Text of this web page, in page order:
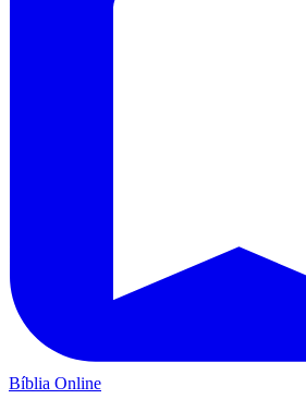
Bíblia Online